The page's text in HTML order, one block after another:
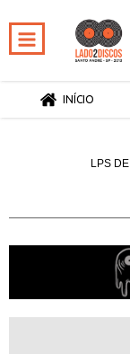
INÍCIO
LPS